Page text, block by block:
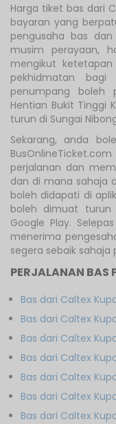
Harga tiket bas dari
bayaran yang
pengusaha bas
musim perayaan,
mengikut
pekhidmatan
penumpang
Hentian Bukit Tinggi
turun di Sungai
Sekarang, anda
perjalanan dan
dan di mana sahaja
boleh didapati di
boleh dimuat
Google Play.
menerima
segera sebaik
PERJALANAN BAS
Bas dari Caltex
Bas dari Caltex
Bas dari Caltex
Bas dari Caltex
Bas dari Caltex
Bas dari Caltex
Bas dari Caltex